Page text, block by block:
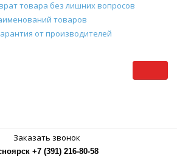
товара без лишних вопросов
товаров
от производителей
Заказать звонок
+7 (391) 216-80-58